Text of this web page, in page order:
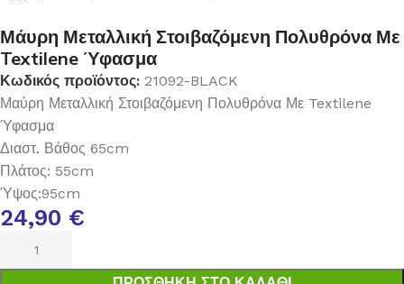
Μάυρη Μεταλλική Στοιβαζόμενη Πολυθρόνα Με
Textilene Ύφασμα
Κωδικός προϊόντος: 21092-BLACK
Μαύρη Μεταλλική Στοιβαζόμενη Πολυθρόνα Με Textilene
Ύφασμα
Διαστ. Βάθος 65cm
Πλάτος: 55cm
Ύψος:95cm
24,90 €